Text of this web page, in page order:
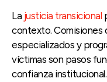
La justicia transicional
contexto. Comisiones
especializados y
víctimas son pasos
confianza